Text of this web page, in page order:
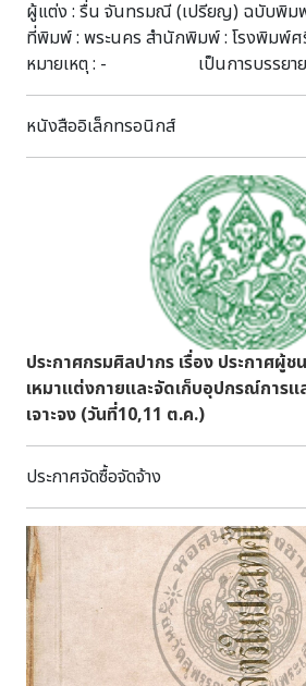
วิชาการทะเบียนโบราณสถาน กองโบรา
สมเด็จพระเจ้าน้องยาเธอ เจ้าฟ้าภาณุรัง
ภาณุพันธุวงศ์วรเดช ใน พ.ศ.๒๔๒๗ เมื่อค
แหลมมลายูฝั่งตะวันออก ในส่วนหัวเมือง
ถึงเขาสามร้อยยอด และบ่อน้ำนี้ ว่า "เรื
ลึก ๑๐ ศอก ไกลจากฝั่งประมาณ ๖๐ เส้น ใ
หลายชั้นแลเห็นศาลาแต่ไกล ศาลานั้นตั้งอ
๒๐ เส้น ศาลานั้นขื่อกว้าง ๑๐ ศอก ๓ ห้อ
จืดสนิท ...” ส่วนในสมุดราชบุรี ฉบับ
ถึงบ่อน้ำนี้ไว้ว่า "ที่ชายทเลหน้าเขาถ้ำนี้มี
ประมาณ ๔ ศอก ลึก ๖ ศอก ก่ออิฐเป็นข
มา และศาลา ๑ หลัง มุงกระเบื้องไทยคร
โบกปูนเต็มไปถึงขอบบ่อ น้ำในบ่อจืดพอใช้
พระยานครประมาณว่าทำมาได้สัก ๗๐ ปีแ
เจ้าพระยานคร "น้อยกลาง" เปนผู้สร้างเพ
มาระหว่างกรุงเทพพระมหานคร กับเมืองน
ยอดนี้น่าจะเปนที่พักแรมทางแห่งหนึ่ง แล
น่าดู ท่านคงจะเห็นถ้ำนั้นมีผู้คนไปเที่ยวมาก
เปนสาธารณทาน ด้วยเหตุนี้ถ้ำนั้นจึงมีนา
ชื่อ ๑ คือหมายความว่า ถ้ำที่มีบ่อน้ำพระย
พระยานคร ภาพ : สภาพปัจจุบันบ่อพระย
สถานในเขตหน่วยศิลปากรที่ ๒ กองโบรา
ศิลปากร,๒๕๓๘ หน้า ๑๐๐**เกา หมายถึง
ตามพื้นท้องน้ำ ไม่ยึดอยู่กับที่
เรียงข้อมูล : นางสาวกรรณิการ์ เปรมใ
ผู้แต่ง : รื่น จันทรมณี (เปรียญ) ฉบับพิม
ที่พิมพ์ : พระนคร สำนักพิมพ์ : โรงพิมพ์
หมายเหตุ : - เป็นการบรรยายก
อาชีพเป็นหมอ ต้องจากภรรยาสุดที่รัก เพื่
ให้แก่ประชาชนในท้องถิ่นภาคใต้ ด้วยความ
เต้น ต่าง ๆ หลายเหตุการณ์
หนังสืออิเล็กทรอนิกส์
ประกาศกรมศิลปากร เรื่อง ประกาศผู้ช
เหมาแต่งกายและจัดเก็บอุปกรณ์การแ
เจาะจง (วันที่10,11 ต.ค.)
ประกาศจัดซื้อจัดจ้าง